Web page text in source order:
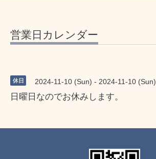
営業日カレンダー
休日 2024-11-10 (Sun) - 2024-11-10 (Sun)
日曜日なのでお休みします。